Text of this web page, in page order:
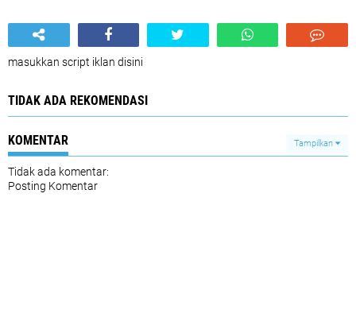
masukkan script iklan disini
TIDAK ADA REKOMENDASI
KOMENTAR Tampilkan
Tidak ada komentar:
Posting Komentar